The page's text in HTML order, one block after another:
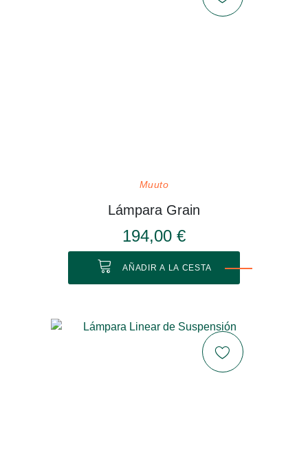
Muuto
Lámpara Grain
194,00 €
AÑADIR A LA CESTA